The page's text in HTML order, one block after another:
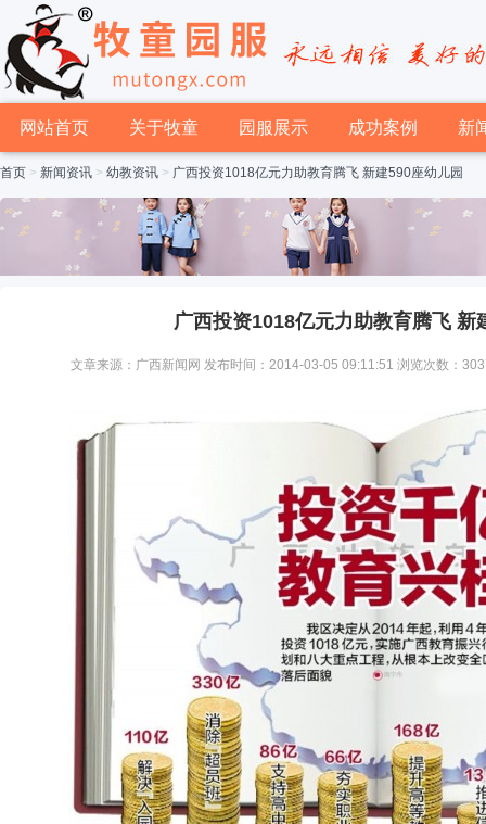
网站首页 关于牧童 园服展示 成功案例 新
首页 > 新闻资讯 > 幼教资讯 > 广西投资1018亿元力助教育腾飞 新建590座幼儿园
广西投资1018亿元力助教育腾飞 新
文章来源：广西新闻网 发布时间：2014-03-05 09:11:51 浏览次数：